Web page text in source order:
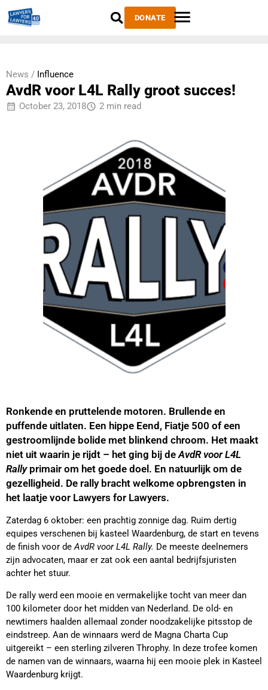
DONATE
News / Influence
AvdR voor L4L Rally groot succes!
October 23, 2018 2 min read
Ronkende en pruttelende motoren. Brullende en
puffende uitlaten. Een hippe Eend, Fiatje 500 of een
gestroomlijnde bolide met blinkend chroom. Het maakt
niet uit waarin je rijdt – het ging bij deAvdR voor L4L
Rally primair om het goede doel. En natuurlijk om de
gezelligheid. De rally bracht welkome opbrengsten in
het laatje voor Lawyers for Lawyers.
Zaterdag 6 oktober: een prachtig zonnige dag. Ruim dertig
equipes verschenen bij kasteel Waardenburg, de start en tevens
de finish voor deAvdR voor L4L Rally. De meeste deelnemers
zijn advocaten, maar er zat ook een aantal bedrijfsjuristen
achter het stuur.
De rally werd een mooie en vermakelijke tocht van meer dan
100 kilometer door het midden van Nederland. De old- en
newtimers haalden allemaal zonder noodzakelijke pitsstop de
eindstreep. Aan de winnaars werd de Magna Charta Cup
uitgereikt – een sterling zilveren Throphy. In deze trofee komen
de namen van de winnaars, waarna hij een mooie plek in Kasteel
Waardenburg krijgt.